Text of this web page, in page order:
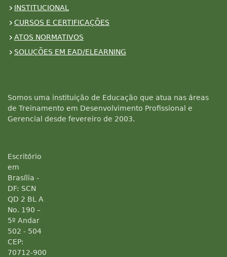
INSTITUCIONAL
CURSOS E CERTIFICAÇÕES
ATOS NORMATIVOS
SOLUÇÕES EM EAD/ELEARNING
Somos uma instituição de Educação que atua nas áreas
de Treinamento em Desenvolvimento Profissional e
Gerencial desde fevereiro de 2003.
Escritório
em
Brasília -
DF: SCN
QD 2 BL A
No. 190 –
5º Andar
502 - 504
CEP:
70712-900